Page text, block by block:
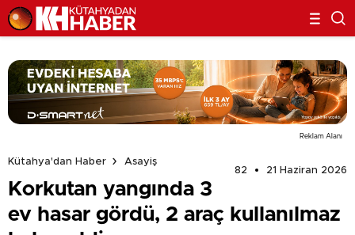
Reklam Alanı
Kütahya'dan Haber
Asayiş
82
21 Haziran 2026
Korkutan yangında 3
ev hasar gördü, 2 araç kullanılmaz